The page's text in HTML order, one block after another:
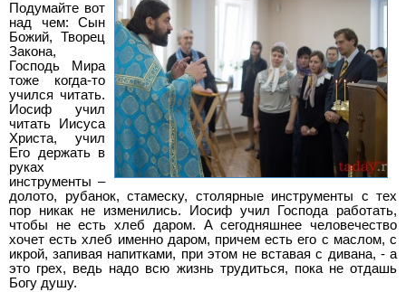
Подумайте вот
над чем: Сын
Божий, Творец
Закона,
Господь Мира
тоже когда-то
учился читать.
Иосиф учил
читать Иисуса
Христа, учил
Его держать в
руках
инструменты –
долото, рубанок, стамеску, столярные инструменты с тех
пор никак не изменились. Иосиф учил Господа работать,
чтобы не есть хлеб даром. А сегодняшнее человечество
хочет есть хлеб именно даром, причем есть его с маслом, с
икрой, запивая напитками, при этом не вставая с дивана, - а
это грех, ведь надо всю жизнь трудиться, пока не отдашь
Богу душу.